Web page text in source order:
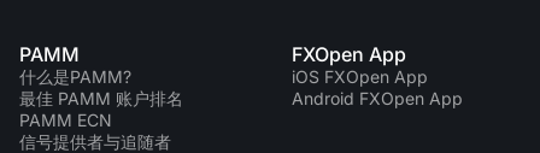
PAMM
什么是PAMM?
最佳 PAMM 账户排名
PAMM ECN
信号提供者与追随者
FXOpen App
iOS FXOpen App
Android FXOpen App